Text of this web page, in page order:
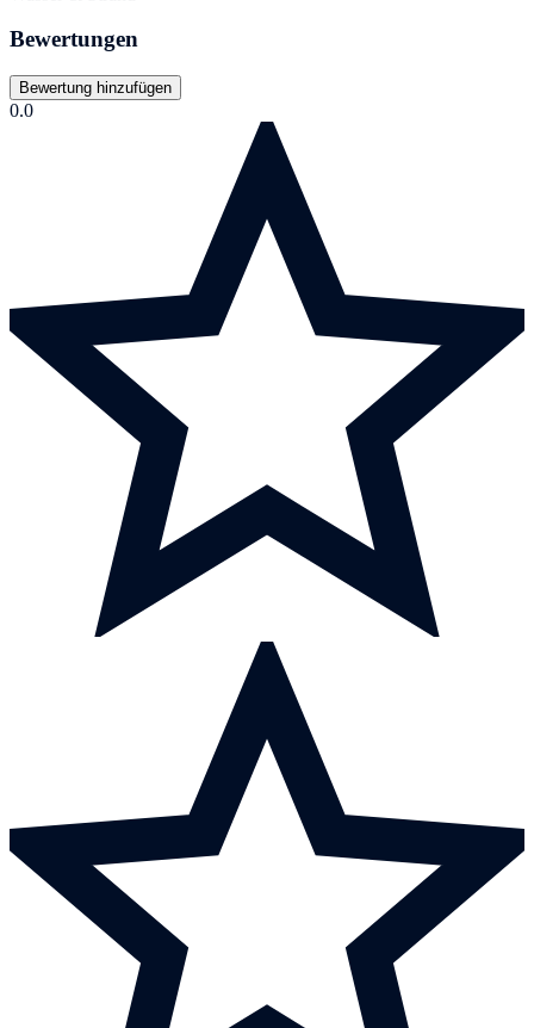
Bewertungen
Bewertung hinzufügen
0.0